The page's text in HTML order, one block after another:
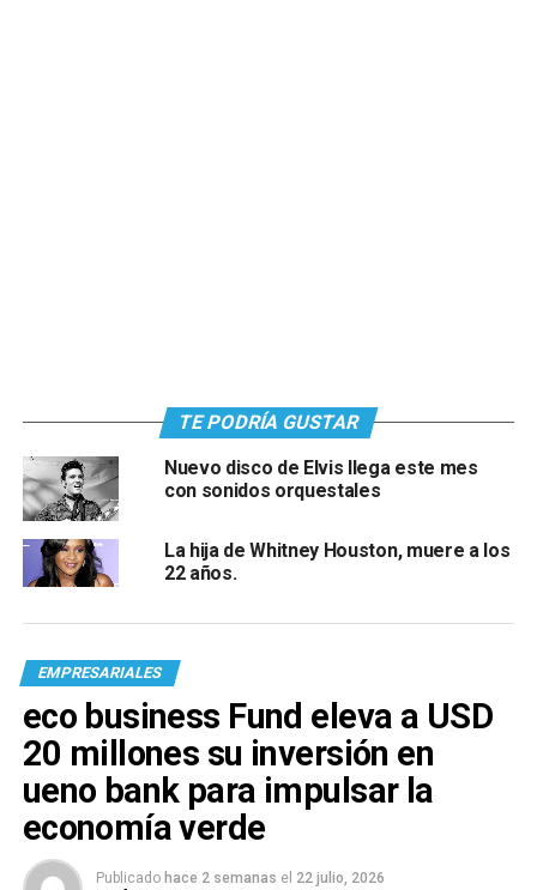
TE PODRÍA GUSTAR
Nuevo disco de Elvis llega este mes
con sonidos orquestales
La hija de Whitney Houston, muere a los
22 años.
EMPRESARIALES
eco business Fund eleva a USD
20 millones su inversión en
ueno bank para impulsar la
economía verde
Publicado hace 2 semanas el 22 julio, 2026